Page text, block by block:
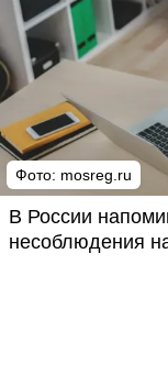
Фото: mosreg.ru
В России
несоблюдения